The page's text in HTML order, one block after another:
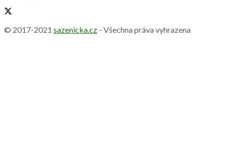
© 2017-2021 sazenicka.cz - Všechna práva vyhrazena